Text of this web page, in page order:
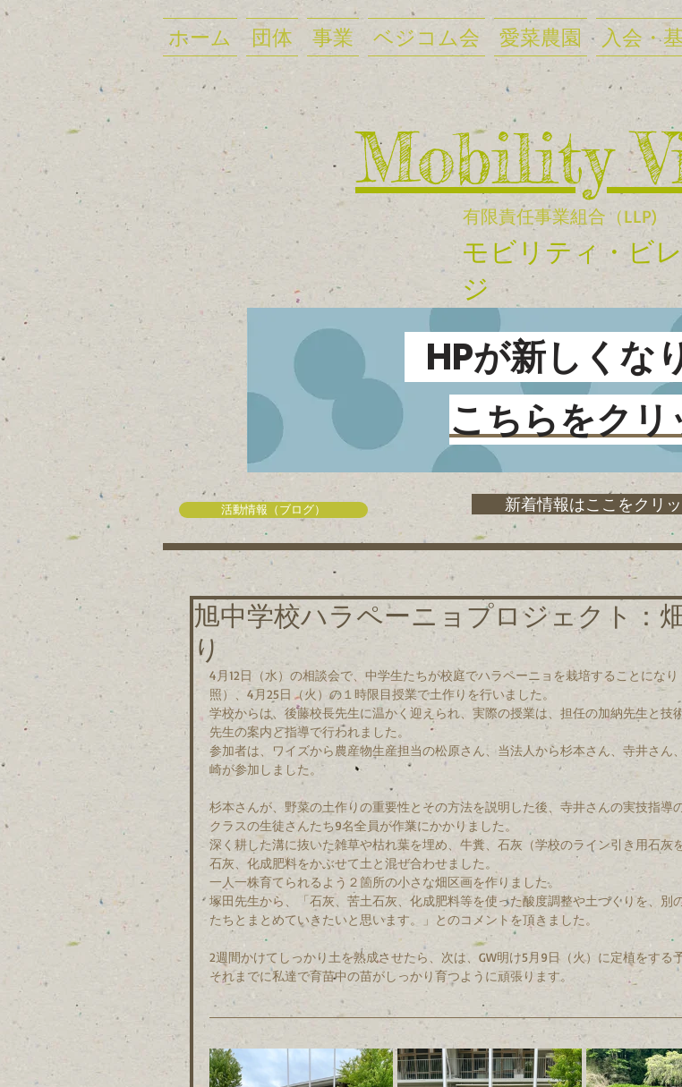
ホーム 団体 事業 ベジコム会 愛菜農園 入会・
​Mobility
有限責任事業組合（LLP)
モビリティ・ビ
ジ
HPが新しくな
こちらをクリ
活動情報（ブログ） 新着情報はここをクリ
旭中学校ハラペーニョプロジェクト：
り
4月12日（水）の相談会で、中学生たちが校庭でハラペーニョを栽培することになり
照）、4月25日（火）の１時限目授業で土作りを行いました。
学校からは、後藤校長先生に温かく迎えられ、実際の授業は、担任の加納先生と技
先生の案内と指導で行われました。
参加者は、ワイズから農産物生産担当の松原さん、当法人から杉本さん、寺井さん
崎が参加しました。
杉本さんが、野菜の土作りの重要性とその方法を説明した後、寺井さんの実技指導
クラスの生徒さんたち9名全員が作業にかかりました。
深く耕した溝に抜いた雑草や枯れ葉を埋め、牛糞、石灰（学校のライン引き用石灰
石灰、化成肥料をかぶせて土と混ぜ合わせました。
一人一株育てられるよう２箇所の小さな畑区画を作りました。
塚田先生から、「石灰、苦土石灰、化成肥料等を使った酸度調整や土づくりを、別
たちとまとめていきたいと思います。」とのコメントを頂きました。
2週間かけてしっかり土を熟成させたら、次は、GW明け5月9日（火）に定植をする
それまでに私達で育苗中の苗がしっかり育つように頑張ります。